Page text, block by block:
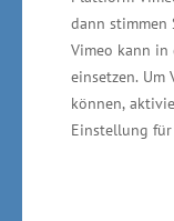
dann stimmen
Vimeo kann in
einsetzen. Um
können,
Einstellung
einer
Beschäftigte
Arbeitswelt
anderem um
über